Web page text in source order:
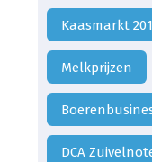
Kaasmarkt
Melkprijzen
DCA